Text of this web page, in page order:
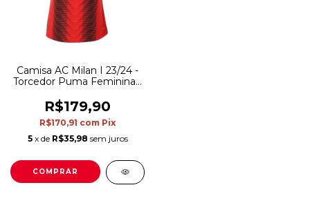
Camisa AC Milan I 23/24 -
Torcedor Puma Feminina -
R$179,90
R$170,91 com Pix
5 x de R$35,98 sem juros
COMPRAR